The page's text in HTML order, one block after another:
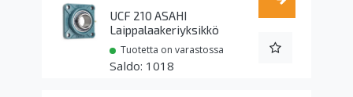
UCF 210 ASAHI
Laippalaakeriyksikkö
Tuotetta on varastossa
1018